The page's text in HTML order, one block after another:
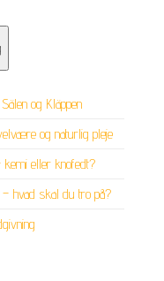
og Kläppen
og naturlig pleje
eller knofedt?
– hvad skal du tro på?